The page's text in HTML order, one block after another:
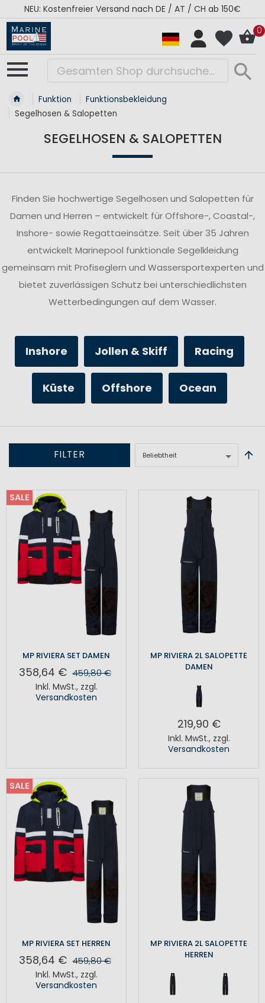
RÉGATES ROYALES Kollektion - Super Sale
0
Funktion
Funktionsbekleidung
Segelhosen & Salopetten
SEGELHOSEN & SALOPETTEN
Finden Sie hochwertige Segelhosen und Salopetten für
Damen und Herren – entwickelt für Offshore-, Coastal-,
Inshore- sowie Regattaeinsätze. Seit über 35 Jahren
entwickelt Marinepool funktionale Segelkleidung
gemeinsam mit Profiseglern und Wassersportexperten und
bietet zuverlässigen Schutz bei unterschiedlichsten
Wetterbedingungen auf dem Wasser.
Inshore Jollen & Skiff Racing
Küste Offshore Ocean
FILTER
SALE
MP RIVIERA SET DAMEN
358,64 € 459,80 €
Inkl. MwSt., zzgl.
Versandkosten
MP RIVIERA 2L SALOPETTE
DAMEN
219,90 €
Inkl. MwSt., zzgl.
Versandkosten
SALE
MP RIVIERA SET HERREN
358,64 € 459,80 €
Inkl. MwSt., zzgl.
Versandkosten
MP RIVIERA 2L SALOPETTE
HERREN